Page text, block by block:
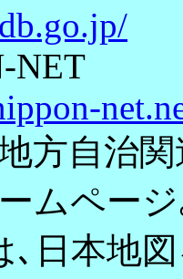
NET
方自治関
ムペー
､日本地